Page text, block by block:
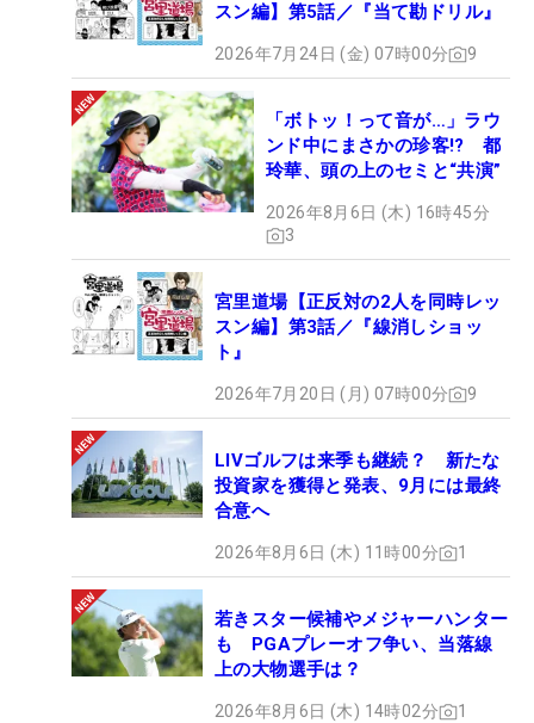
スン編】第5話／『当て勘ドリル』
2026年7月24日 (金) 07時00分 9
「ボトッ！って音が…」ラウ
ンド中にまさかの珍客!? 都
玲華、頭の上のセミと“共演”
2026年8月6日 (木) 16時45分
3
宮里道場【正反対の2人を同時レッ
スン編】第3話／『線消しショッ
ト』
2026年7月20日 (月) 07時00分 9
LIVゴルフは来季も継続？ 新たな
投資家を獲得と発表、9月には最終
合意へ
2026年8月6日 (木) 11時00分 1
若きスター候補やメジャーハンター
も PGAプレーオフ争い、当落線
上の大物選手は？
2026年8月6日 (木) 14時02分 1